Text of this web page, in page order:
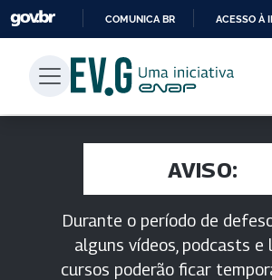
PARA
CONTEÚDO
COMUNICA BR ACESSO À
AVISO:
Durante o período de
alguns vídeos, podcasts e
cursos poderão ficar